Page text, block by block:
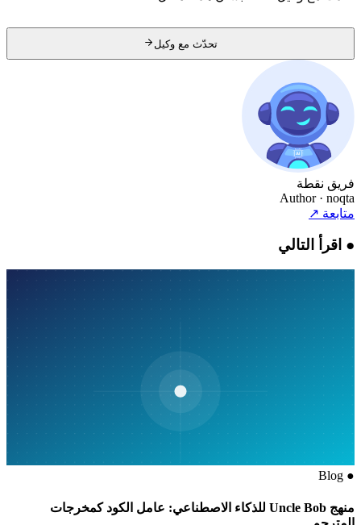
تحدّث مع وكيل
فريق نقطة
Author · noqta
متابعة↗
●اقرأ التالي
●
Blog
منهج Uncle Bob للذكاء الاصطناعي: عامل الكود كمخرجات